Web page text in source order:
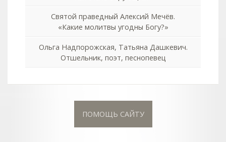
Святой праведный Алексий Мечёв.
«Какие молитвы угодны Богу?»
Ольга Надпорожская, Татьяна Дашкевич.
Отшельник, поэт, песнопевец
ПОМОЩЬ САЙТУ